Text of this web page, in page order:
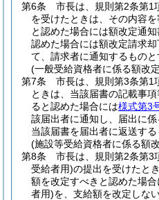
第6条
市長は、規則第2条第1
を受けたときは、その内容
と認めた場合には額改定通
認めた場合には額改定請求却
て、請求者に通知するものと
(一般受給資格者に係る額改
第7条
市長は、規則第3条第1
ときは、当該届書の記載事
ると認めた場合には様式第3
該届出者に通知し、届出に
当該届書を届出者に返送する
(施設等受給資格者に係る額
第8条
市長は、規則第2条第3
受給者用)の提出を受けたと
額を改定すべきと認めた場
者用)を、支給額を改定しな